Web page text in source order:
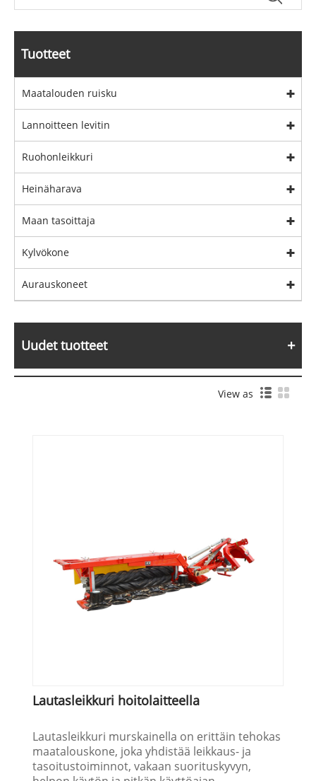
Tuotteet
Maatalouden ruisku
Lannoitteen levitin
Ruohonleikkuri
Heinäharava
Maan tasoittaja
Kylvökone
Aurauskoneet
Uudet tuotteet
View as
Lautasleikkuri hoitolaitteella
Lautasleikkuri murskainella on erittäin tehokas
maatalouskone, joka yhdistää leikkaus- ja
tasoitustoiminnot, vakaan suorituskyvyn,